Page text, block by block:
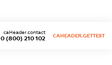
0 (800) 210 102
caHeader.contact
CAHEADER.GETTEST